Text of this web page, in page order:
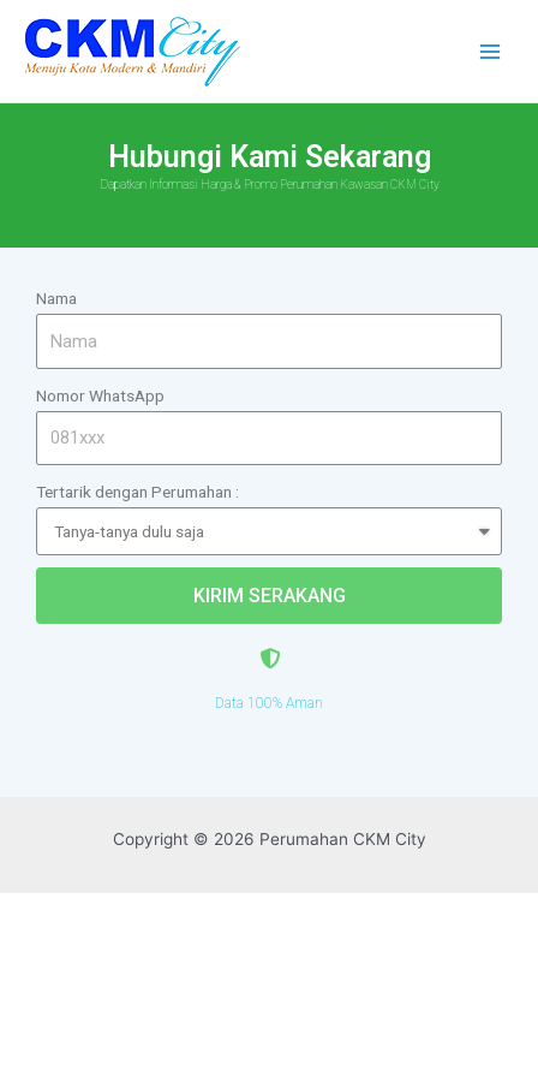
Hubungi Kami Sekarang
Dapatkan Informasi Harga & Promo Perumahan Kawasan CKM City
Nama
Nomor WhatsApp
Tertarik dengan Perumahan :
KIRIM SERAKANG
Data 100% Aman
Copyright © 2026 Perumahan CKM City